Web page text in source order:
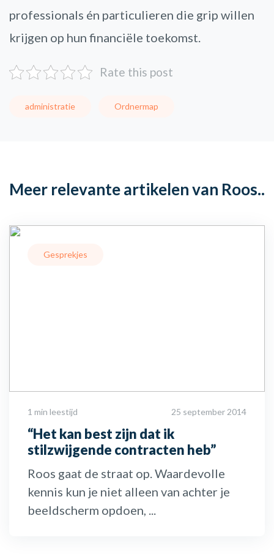
professionals én particulieren die grip willen
krijgen op hun financiële toekomst.
Rate this post
administratie Ordnermap
Meer relevante artikelen van Roos..
Gesprekjes
1 min leestijd 25 september 2014
“Het kan best zijn dat ik
stilzwijgende contracten heb”
Roos gaat de straat op. Waardevolle
kennis kun je niet alleen van achter je
beeldscherm opdoen, ...